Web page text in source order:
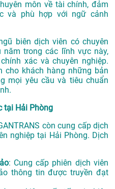
môn về tài chính, đảm
và phù hợp với ngữ cảnh
biên dịch viên có chuyên
trong các lĩnh vực này,
xác và chuyên nghiệp.
cho khách hàng những bản
mọi yêu cầu và tiêu chuẩn
tại Hải Phòng
còn cung cấp dịch
nghiệp tại Hải Phòng. Dịch
: Cung cấp phiên dịch viên
thông tin được truyền đạt